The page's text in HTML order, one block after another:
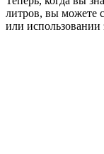
литров, вы можете
или использовании